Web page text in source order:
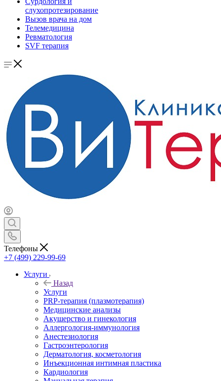
слухопротезирование
Вызов врача на дом
Телемедицина
Ревматология
SVF терапия
Телефоны
+7 (499) 229-99-69
Услуги
Назад
Услуги
PRP-терапия (плазмотерапия)
Медицинские анализы
Акушерство и гинекология
Аллергология-иммунология
Анестезиология
Гастроэнтерология
Дерматология, косметология
Инъекционная интимная пластика
Кардиология